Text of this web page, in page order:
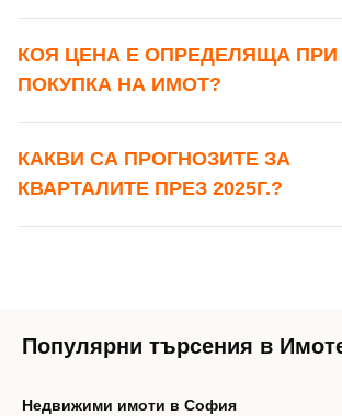
КОЯ ЦЕНА Е ОПРЕДЕЛЯЩА ПРИ
ПОКУПКА НА ИМОТ?
КАКВИ СА ПРОГНОЗИТЕ ЗА
КВАРТАЛИТЕ ПРЕЗ 2025Г.?
Популярни търсения в
Недвижими имоти в София